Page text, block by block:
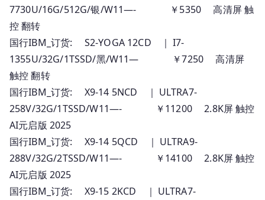
7730U/16G/512G/银/W11—- ￥5350 高清屏 触
控 翻转
国行IBM_订货: S2-YOGA 12CD ｜ I7-
1355U/32G/1TSSD/黑/W11— ￥7250 高清屏
触控 翻转
国行IBM_订货: X9-14 5NCD ｜ ULTRA7-
258V/32G/1TSSD/W11—- ￥11200 2.8K屏 触控
AI元启版 2025
国行IBM_订货: X9-14 5QCD ｜ ULTRA9-
288V/32G/2TSSD/W11—- ￥14100 2.8K屏 触控
AI元启版 2025
国行IBM_订货: X9-15 2KCD ｜ ULTRA7-